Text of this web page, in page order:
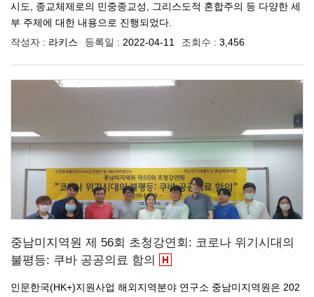
시도, 종교체제로의 민중종교성, 그리스도적 혼합주의 등 다양한 세
부 주제에 대한 내용으로 진행되었다.
작성자 : 라키스 등록일 : 2022-04-11 조회수 : 3,456
중남미지역원 제 56회 초청강연회: 코로나 위기시대의
불평등: 쿠바 공공의료 함의
인문한국(HK+)지원사업 해외지역분야 연구소 중남미지역원은 202